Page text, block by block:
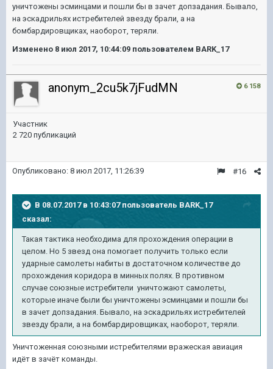
уничтожены эсминцами и пошли бы в зачет допзадания. Бывало,
на эскадрильях истребителей звезду брали, а на
бомбардировщиках, наоборот, теряли.
Изменено 8 июл 2017, 10:44:09 пользователем BARK_17
6 158
anonym_2cu5k7jFudMN
Участник
2 720 публикаций
#16
Опубликовано: 8 июл 2017, 11:26:39
В 08.07.2017 в 10:43:07 пользователь BARK_17
сказал:
Такая тактика необходима для прохождения операции в
целом. Но 5 звезд она помогает получить только если
ударные самолеты набиты в достаточном количестве до
прохождения коридора в минных полях. В противном
случае союзные истребители уничтожают самолеты,
которые иначе были бы уничтожены эсминцами и пошли бы
в зачет допзадания. Бывало, на эскадрильях истребителей
звезду брали, а на бомбардировщиках, наоборот, теряли.
Уничтоженная союзными истребителями вражеская авиация
идёт в зачёт команды.